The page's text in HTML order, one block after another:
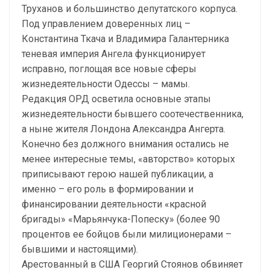
Труханов и большинство депутатского корпуса.
Под управлением доверенных лиц –
Константина Ткача и Владимира Галантерника
теневая империя Ангела функционирует
исправно, поглощая все новые сферы
жизнедеятельности Одессы – мамы.
Редакция ОРД осветила основные этапы
жизнедеятельности бывшего соотечественника,
а ныне жителя Лондона Александра Ангерта.
Конечно без должного внимания остались не
менее интересные темы, «авторство» которых
приписывают герою нашей публикации, а
именно – его роль в формировании и
финансировании деятельности «красной
бригады» «Марьянчука-Попеску» (более 90
процентов ее бойцов были милиционерами –
бывшими и настоящими).
Арестованный в США Георгий Стоянов обвиняет